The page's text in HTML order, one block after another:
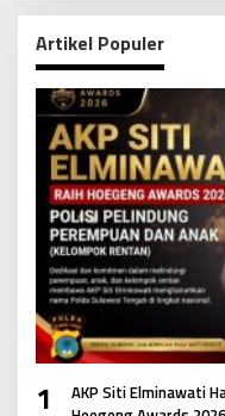
Artikel Populer
1
AKP Siti Elminawati